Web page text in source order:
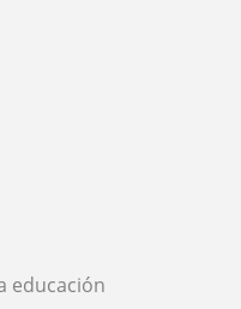
educación